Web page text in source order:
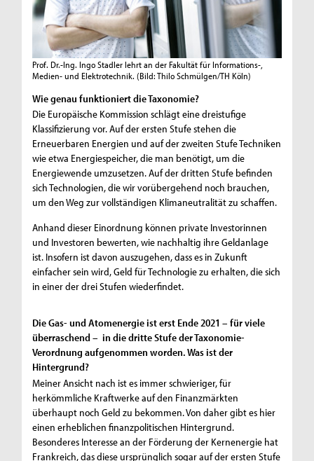
Prof. Dr.-Ing. Ingo Stadler lehrt an der Fakultät für Informations-,
Medien- und Elektrotechnik.(Bild: Thilo Schmülgen/TH Köln)
Wie genau funktioniert die Taxonomie?
Die Europäische Kommission schlägt eine dreistufige
Klassifizierung vor. Auf der ersten Stufe stehen die
Erneuerbaren Energien und auf der zweiten Stufe Techniken
wie etwa Energiespeicher, die man benötigt, um die
Energiewende umzusetzen. Auf der dritten Stufe befinden
sich Technologien, die wir vorübergehend noch brauchen,
um den Weg zur vollständigen Klimaneutralität zu schaffen.
Anhand dieser Einordnung können private Investorinnen
und Investoren bewerten, wie nachhaltig ihre Geldanlage
ist. Insofern ist davon auszugehen, dass es in Zukunft
einfacher sein wird, Geld für Technologie zu erhalten, die sich
in einer der drei Stufen wiederfindet.
Die Gas- und Atomenergie ist erst Ende 2021 – für viele
überraschend – in die dritte Stufe der Taxonomie-
Verordnung aufgenommen worden. Was ist der
Hintergrund?
Meiner Ansicht nach ist es immer schwieriger, für
herkömmliche Kraftwerke auf den Finanzmärkten
überhaupt noch Geld zu bekommen. Von daher gibt es hier
einen erheblichen finanzpolitischen Hintergrund.
Besonderes Interesse an der Förderung der Kernenergie hat
Frankreich, das diese ursprünglich sogar auf der ersten Stufe